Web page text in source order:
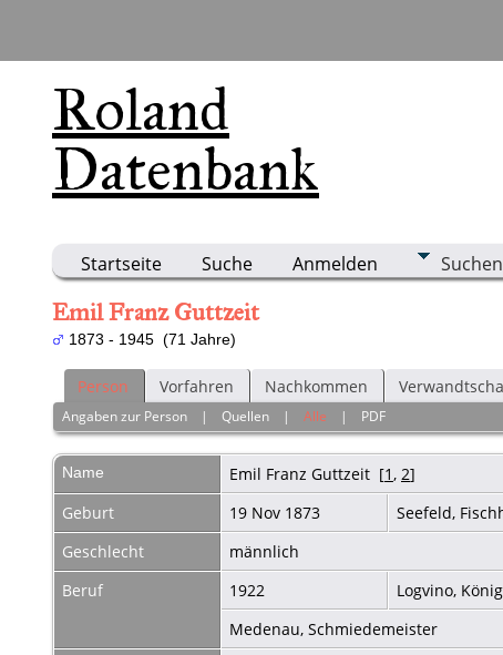
Roland
Datenbank
Startseite Suche Anmelden Suchen
Emil Franz Guttzeit
1873 - 1945 (71 Jahre)
Person Vorfahren Nachkommen
Angaben zur Person |Quellen |Alle | PDF
Name Emil Franz Guttzeit [1 , 2]
Geburt
19 Nov 1873
Seefeld,
Geschlecht
männlich
Beruf
1922
Logvino,
Medenau, Schmiedemeister